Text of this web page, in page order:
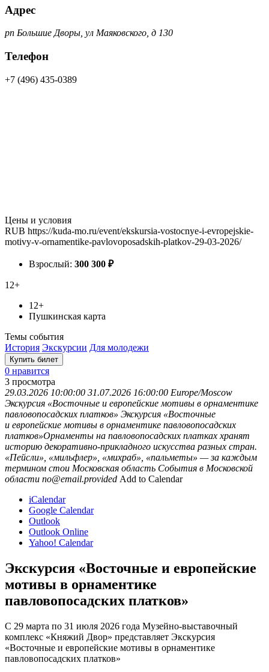
Адрес
рп Большие Дворы, ул Маяковского, д 130
Телефон
+7 (496) 435-0389
Цены и условия
RUB https://kuda-mo.ru/event/ekskursia-vostocnye-i-evropejskie-
motivy-v-ornamentike-pavlovoposadskih-platkov-29-03-2026/
Взрослый: 300 300 ₽
12+
12+
Пушкинская карта
Темы события
История Экскурсии Для молодежи
Купить билет
0 нравится
3 просмотра
29.03.2026 10:00:00 31.07.2026 16:00:00 Europe/Moscow
Экскурсия «Восточные и европейские мотивы в орнаментике
павловопосадских платков» Экскурсия «Восточные
и европейские мотивы в орнаментике павловопосадских
платков»Орнаменты на павловопосадских платках хранят
историю декоративно-прикладного искусства разных стран.
«Пейсли», «мильфлер», «михраб», «пальметы» — за каждым
термином стои Московская область События в Московской
области no@email.provided Add to Calendar
iCalendar
Google Calendar
Outlook
Outlook Online
Yahoo! Calendar
Экскурсия «Восточные и европейские
мотивы в орнаментике
павловопосадских платков»
С 29 марта по 31 июля 2026 года Музейно-выставочный
комплекс «Княжий Двор» представляет Экскурсия
«Восточные и европейские мотивы в орнаментике
павловопосадских платков»